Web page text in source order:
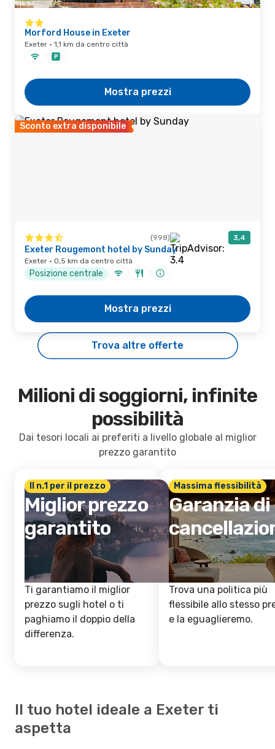
Morford House in Exeter
Exeter · 1,1 km da centro città
Mostra prezzi
Sconto extra disponibile
(998) 3,4
Exeter Rougemont hotel by Sunday
Exeter · 0,5 km da centro città
Posizione centrale
Mostra prezzi
Trova altre offerte
Milioni di soggiorni, infinite
possibilità
Dai tesori locali ai preferiti a livello globale al miglior
prezzo garantito
Il n.1 per il prezzo
Miglior prezzo
garantito
Ti garantiamo il miglior
prezzo sugli hotel o ti
paghiamo il doppio della
differenza.
Massima flessibilità
Garanzia di
Trova una politica più
flessibile allo stesso
e la eguaglieremo.
Il tuo hotel ideale a Exeter ti
aspetta